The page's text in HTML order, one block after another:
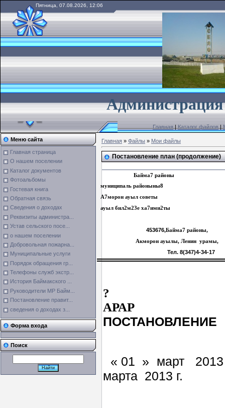
Пятница, 07.08.2026, 12:06
Администрация
Главная|Каталог файлов|
Меню сайта
Главная страница
О нашем поселении
Каталог документов
Фотоальбомы
Гостевая книга
Обратная связь
Сведения о доходах
Реквизиты администра...
Устав сельского посе...
о нашем поселении
Добровольная пожарна...
Муниципальные услуги
Порядок обращения гр...
Телефоны служб экстр...
История Баймакского ...
Руководители МР Байм...
Постановление правит...
сведения о доходах з...
Форма входа
Поиск
Главная»Файлы»Мои файлы
Постановление план (продолжение)
Байма7 районы
муниципаль районыны8
А7морон ауыл советы
ауыл бил2м23е ха7ими2ты
453676,Байма7районы,
Акморон ауылы, Ленин урамы,
Тел. 8(347)4-34-17
?
ПОСТАНОВЛЕНИЕ
« 01 »
марта 2013 г.